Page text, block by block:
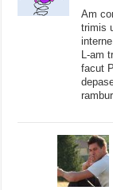
Am
trimis
interne.
L-am
facut